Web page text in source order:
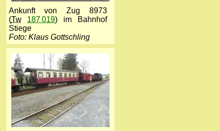
Ankunft von Zug 8973
(Tw 187 019) im Bahnhof
Stiege
Foto: Klaus Gottschling